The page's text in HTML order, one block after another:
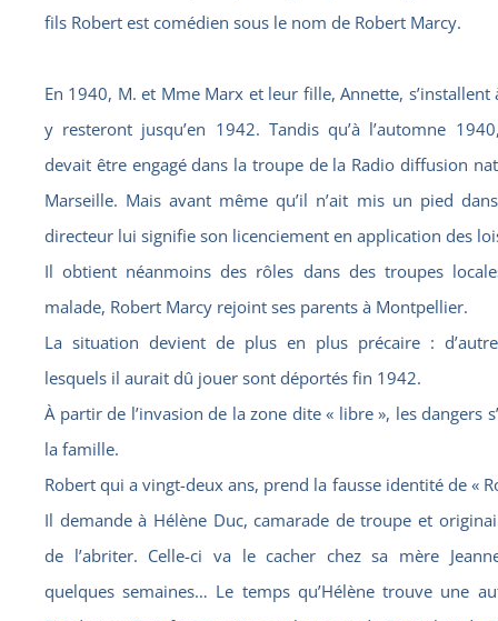
fils Robert est comédien sous le nom de Robert Marcy.
En 1940, M. et Mme Marx et leur fille, Annette,
y resteront jusqu’en 1942. Tandis qu’à l’automne
devait être engagé dans la troupe de la Radio diffusion
Marseille. Mais avant même qu’il n’ait mis un pied
directeur lui signifie son licenciement en application des
Il obtient néanmoins des rôles dans des troupes
malade, Robert Marcy rejoint ses parents à Montpellier.
La situation devient de plus en plus précaire :
lesquels il aurait dû jouer sont déportés fin 1942.
À partir de l’invasion de la zone dite « libre », les dangers
la famille.
Robert qui a vingt-deux ans, prend la fausse identité de «
Il demande à Hélène Duc, camarade de troupe et
de l’abriter. Celle-ci va le cacher chez sa mère
quelques semaines… Le temps qu’Hélène trouve une